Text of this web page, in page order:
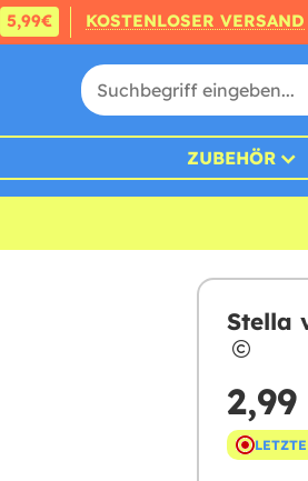
5,99€ KOSTENLOSER VERSAND
ZUBEHÖR
Stella